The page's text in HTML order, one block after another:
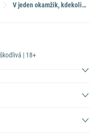
V jeden okamžik, kdekoli na světě. Wings for Life World Run běží, jde i jede pro ty, kteří nemohou!
| 18+